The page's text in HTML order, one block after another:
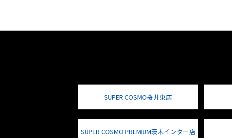
SUPER COSMO桜井東店
SUPER COSMO PREMIUM茨木インター店